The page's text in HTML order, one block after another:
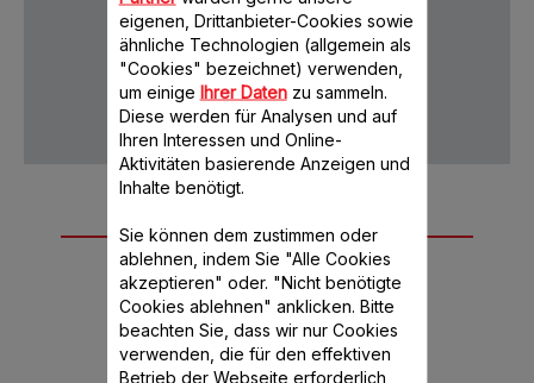
Verktage
Datenschutz AGB
Weiteres
empfohlenes
Zubehör
eigenen, Drittanbieter-Cookies sowie
ähnliche Technologien (allgemein als
"Cookies" bezeichnet) verwenden,
um einige Ihrer Datenzu sammeln.
Diese werden für Analysen und auf
Ihren Interessen und Online-
Aktivitäten basierende Anzeigen und
Inhalte benötigt.
Sie können dem zustimmen oder
ablehnen, indem Sie "Alle Cookies
akzeptieren" oder. "Nicht benötigte
Cookies ablehnen" anklicken. Bitte
beachten Sie, dass wir nur Cookies
verwenden, die für den effektiven
Betrieb der Webseite erforderlich